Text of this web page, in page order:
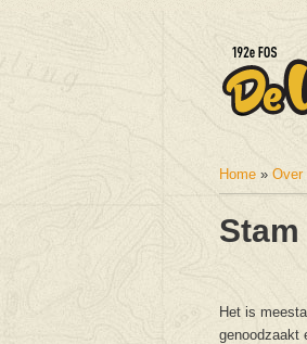
U bent
Home » Over
Stam
Het is
genoodzaakt